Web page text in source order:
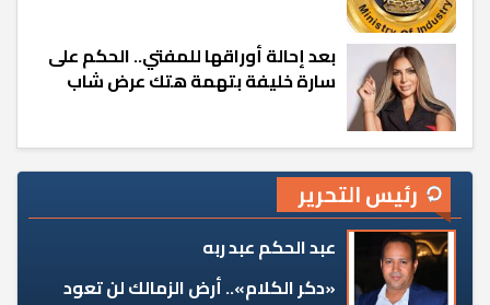
بعد إحالة أوراقها للمفتي.. الحكم على
سارة خليفة بتهمة هتك عرض شاب
رئيس التحرير
عبد الحكم عبد ربه
«دكر الكلام».. أرض الزمالك لن تعود